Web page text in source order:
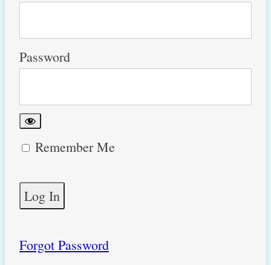
Password
Remember Me
Forgot Password